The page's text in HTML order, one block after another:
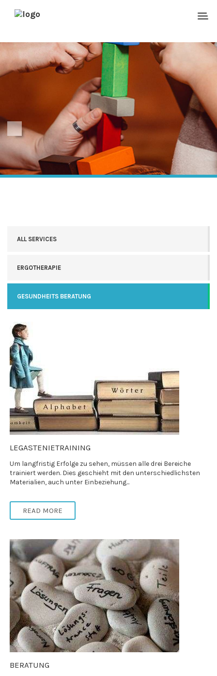
ALL SERVICES
ERGOTHERAPIE
GESUNDHEITS BERATUNG
LEGASTENIETRAINING
Um langfristig Erfolge zu sehen, müssen alle drei Bereiche
trainiert werden. Dies geschieht mit den unterschiedlichsten
Materialien, auch unter Einbeziehung...
READ MORE
BERATUNG